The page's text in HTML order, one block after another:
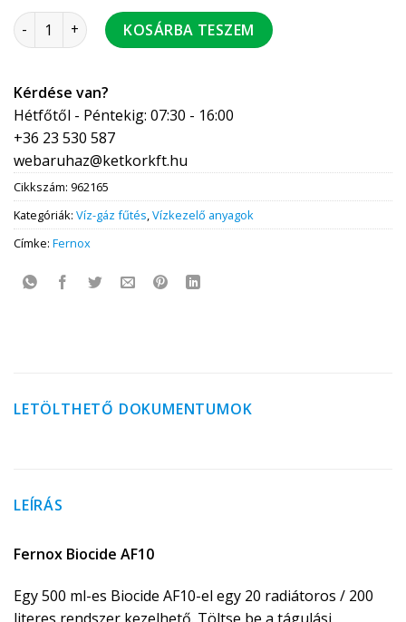
Fernox AF10 Biocide folyadék 500 ml fertőtlenítő 200 l
KOSÁRBA TESZEM
Kérdése van?
Hétfőtől - Péntekig: 07:30 - 16:00
+36 23 530 587
webaruhaz@ketkorkft.hu
Cikkszám: 962165
Kategóriák: Víz-gáz fűtés Vízkezelő anyagok
Címke: Fernox
LETÖLTHETŐ DOKUMENTUMOK
LEÍRÁS
Fernox Biocide AF10
Egy 500 ml-es Biocide AF10-el egy 20 radiátoros / 200